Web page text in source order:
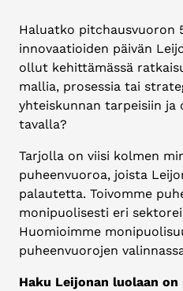
Haluatko pitchausvuoron
innovaatioiden päivän
ollut kehittämässä
mallia, prosessia tai
yhteiskunnan tarpeisiin ja
tavalla?
Tarjolla on viisi kolmen
puheenvuoroa, joista
palautetta. Toivomme
monipuolisesti eri
Huomioimme
puheenvuorojen
Haku Leijonan luolaan